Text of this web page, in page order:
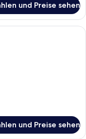
und Preise sehen
mit einem Bett,
und Preise sehen